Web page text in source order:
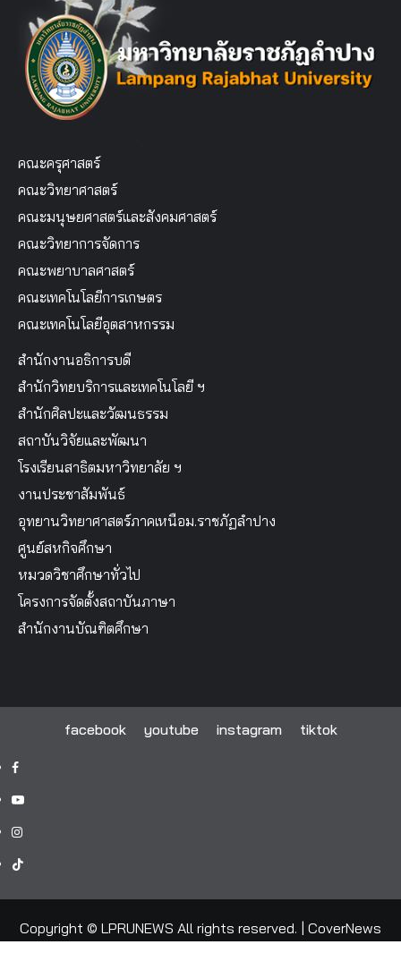
คณะครุศาสตร์
คณะวิทยาศาสตร์
คณะมนุษยศาสตร์และสังคมศาสตร์
คณะวิทยาการจัดการ
คณะพยาบาลศาสตร์
คณะเทคโนโลยีการเกษตร
คณะเทคโนโลยีอุตสาหกรรม
สำนักงานอธิการบดี
สำนักวิทยบริการและเทคโนโลยี ฯ
สำนักศิลปะและวัฒนธรรม
สถาบันวิจัยและพัฒนา
โรงเรียนสาธิตมหาวิทยาลัย ฯ
งานประชาสัมพันธ์
อุทยานวิทยาศาสตร์ภาคเหนือม.ราชภัฏลำปาง
ศูนย์สหกิจศึกษา
หมวดวิชาศึกษาทั่วไป
โครงการจัดตั้งสถาบันภาษา
สำนักงานบัณฑิตศึกษา
facebook youtube instagram tiktok
facebook
youtube
instagram
tiktok
Copyright © LPRUNEWS All rights reserved. | CoverNews